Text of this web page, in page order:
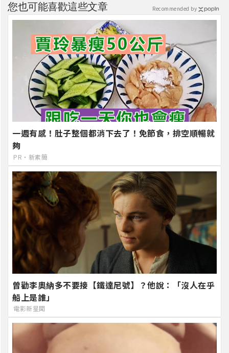
您也可能喜歡這些文章
一週有感！肚子整個都消下去了！免節食，排空順暢就
夠
PR・新素簡
曾勸李奧納多不要接【鐵達尼號】？他說：「沒人在乎
船上是誰」
電影新星聞
Recommended by